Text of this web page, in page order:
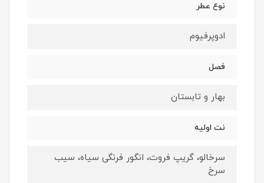
نوع عطر
ادوپرفيوم
فصل
بهار و تابستان
نت اوليه
سرخالو، گریپ فروت، انگور فرنگی سیاه، سیب
سرخ